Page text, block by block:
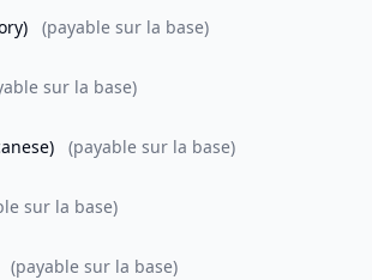
(payable sur la base)
sur la base)
(payable sur la base)
sur la base)
(payable sur la base)